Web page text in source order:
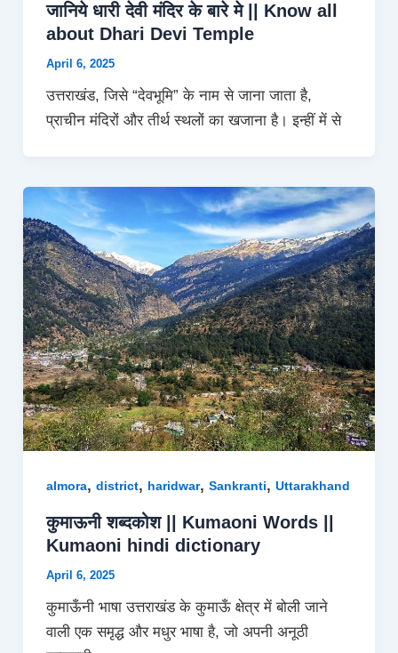
जानिये धारी देवी मंदिर के बारे मे || Know all
about Dhari Devi Temple
April 6, 2025
उत्तराखंड, जिसे “देवभूमि” के नाम से जाना जाता है,
प्राचीन मंदिरों और तीर्थ स्थलों का खजाना है। इन्हीं में से
almora, district, haridwar, Sankranti, Uttarakhand
कुमाऊनी शब्दकोश || Kumaoni Words ||
Kumaoni hindi dictionary
April 6, 2025
कुमाऊँनी भाषा उत्तराखंड के कुमाऊँ क्षेत्र में बोली जाने
वाली एक समृद्ध और मधुर भाषा है, जो अपनी अनूठी